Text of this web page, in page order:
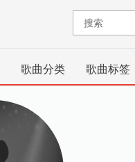
歌曲分类 歌曲标签